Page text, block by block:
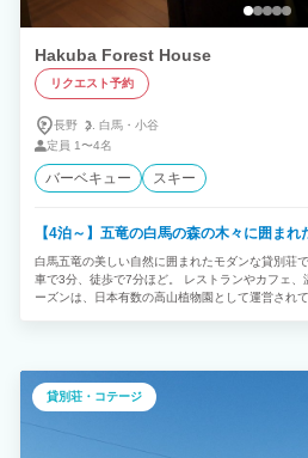
Hakuba Forest House
リクエスト予約
長野 白馬・ 小谷
定員 1〜4名
バーベキュー スキー
【4泊～】五竜の白馬の森の木々に囲まれ
白馬五竜の美しい自然に囲まれたモダンな貸別荘
車で3分、徒歩で7分ほど。 レストランやカフェ
ーズンは、日本有数の高山植物園として運営され
貸別荘・コテージ